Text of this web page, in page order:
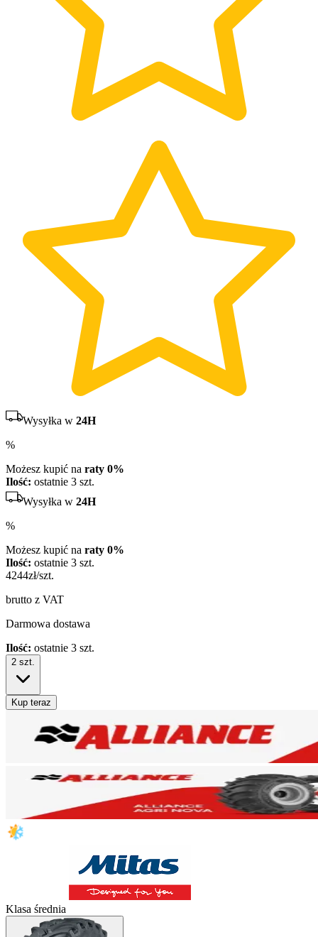
Wysyłka w 24H
%
Możesz kupić na raty 0%
Ilość: ostatnie 3 szt.
Wysyłka w 24H
%
Możesz kupić na raty 0%
Ilość: ostatnie 3 szt.
4244zł/szt.
brutto z VAT
Darmowa dostawa
Ilość: ostatnie 3 szt.
2 szt.
Kup teraz
Klasa średnia